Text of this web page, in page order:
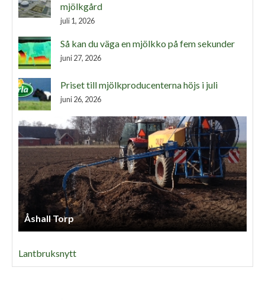
mjölkgård
juli 1, 2026
Så kan du väga en mjölkko på fem sekunder
juni 27, 2026
Priset till mjölkproducenterna höjs i juli
juni 26, 2026
Åshall Torp
Lantbruksnytt